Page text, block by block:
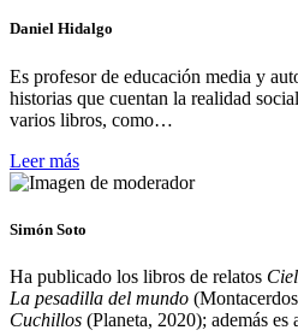
Daniel Hidalgo
Es profesor de educación media y
historias que cuentan la realidad
varios libros, como…
Leer más
Simón Soto
Ha publicado los libros de relatos
La pesadilla del mundo
Cuchillos (Planeta, 2020); además